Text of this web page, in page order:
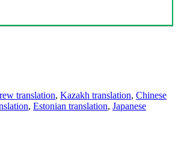
translation, Kazakh translation, Chinese
, Estonian translation, Japanese